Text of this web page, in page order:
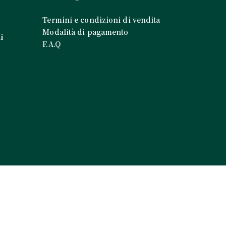
Termini e condizioni di vendita
Modalità di pagamento
F.A.Q